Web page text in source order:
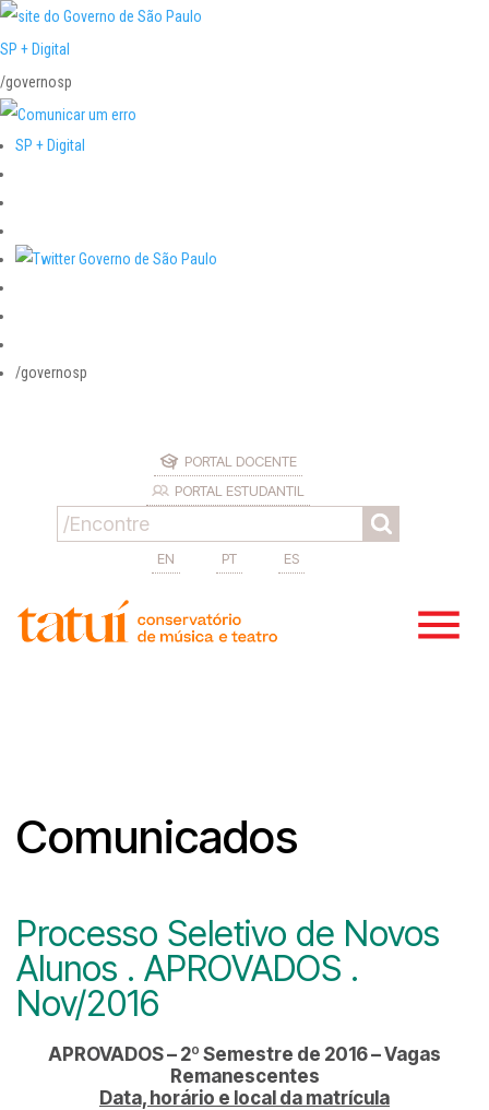
SP + Digital
/governosp
SP + Digital
/governosp
PORTAL DOCENTE
PORTAL ESTUDANTIL
EN PT ES
Comunicados
Processo Seletivo de Novos
Alunos . APROVADOS .
Nov/2016
APROVADOS – 2º Semestre de 2016 – Vagas
Remanescentes
Data, horário e local da matrícula